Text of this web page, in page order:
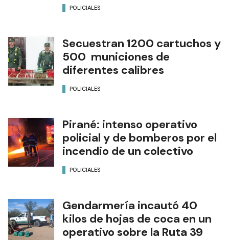
POLICIALES
Secuestran 1200 cartuchos y
500 municiones de
diferentes calibres
POLICIALES
Pirané: intenso operativo
policial y de bomberos por el
incendio de un colectivo
POLICIALES
Gendarmería incautó 40
kilos de hojas de coca en un
operativo sobre la Ruta 39